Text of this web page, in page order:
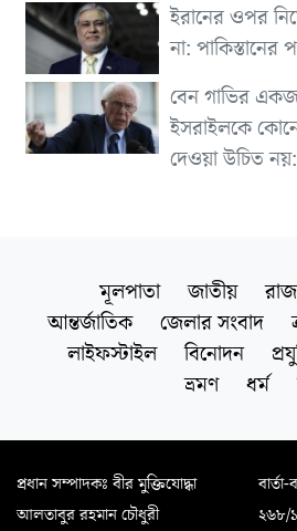
ইরানের ওপর
না: পাকিস্তানের
বেন গাভির
ইসরাইলকে
দেওয়া উচিত নয়:
মূলপাতা জাতীয়
আন্তর্জাতিক
জেলার সংবাদ
লাইফস্টাইল
বিনোদন
ভ্রমণ
ধর্ম
প্রধান সম্পাদকঃ বীর মুক্তিযোদ্ধা
আলতাবুর রহমান চৌধুরী
২৬৮/